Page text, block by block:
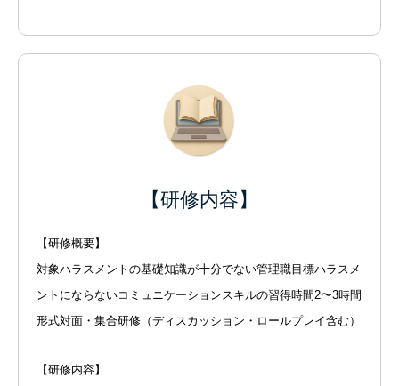
【研修内容】
【研修概要】
対象ハラスメントの基礎知識が十分でない管理職目標ハラスメ
ントにならないコミュニケーションスキルの習得時間2〜3時間
形式対面・集合研修（ディスカッション・ロールプレイ含む）
【研修内容】